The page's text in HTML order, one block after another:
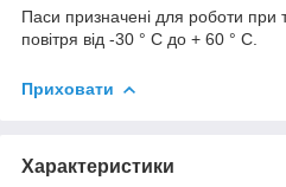
Паси призначені для роботи при
повітря від -30 ° С до + 60 ° С.
Приховати
Характеристики